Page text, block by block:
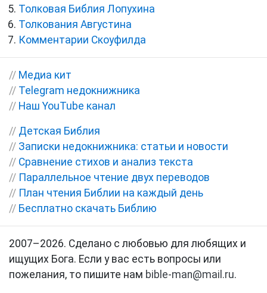
Толковая Библия Лопухина
Толкования Августина
Комментарии Скоуфилда
// Медиа кит
// Telegram недокнижника
// Наш YouTube канал
// Детская Библия
// Записки недокнижника: статьи и новости
// Сравнение стихов и анализ текста
// Параллельное чтение двух переводов
// План чтения Библии на каждый день
// Бесплатно скачать Библию
2007–2026. Сделано с любовью для любящих и
ищущих Бога. Если у вас есть вопросы или
пожелания, то пишите нам bible-man@mail.ru.